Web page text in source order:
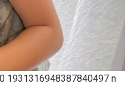
1931316948387840497 n